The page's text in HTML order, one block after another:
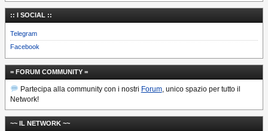
:: I SOCIAL ::
Telegram
Facebook
= FORUM COMMUNITY =
Partecipa alla community con i nostri Forum, unico spazio per tutto il
Network!
~~ IL NETWORK ~~